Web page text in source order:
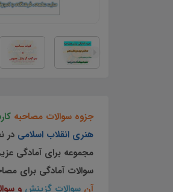
جزوه سوالات مصاحبه
هنری انقلاب اسلامی در
مجموعه برای آمادگی
سوالات آمادگی برای
آن سوالات گزینش و